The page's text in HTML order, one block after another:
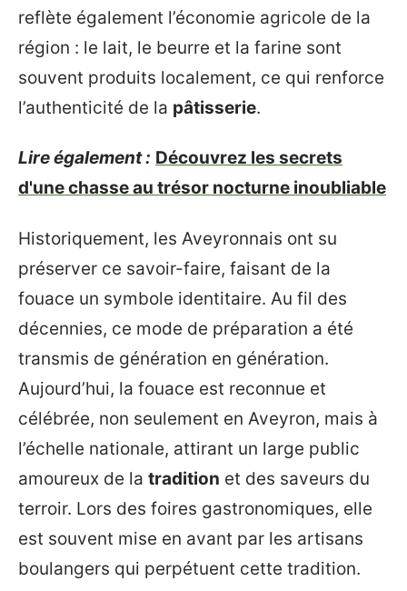
reflète également l’économie agricole de la
région : le lait, le beurre et la farine sont
souvent produits localement, ce qui renforce
l’authenticité de la pâtisserie.
Lire également : Découvrez les secrets
d'une chasse au trésor nocturne inoubliable
Historiquement, les Aveyronnais ont su
préserver ce savoir-faire, faisant de la
fouace un symbole identitaire. Au fil des
décennies, ce mode de préparation a été
transmis de génération en génération.
Aujourd’hui, la fouace est reconnue et
célébrée, non seulement en Aveyron, mais à
l’échelle nationale, attirant un large public
amoureux de la tradition et des saveurs du
terroir. Lors des foires gastronomiques, elle
est souvent mise en avant par les artisans
boulangers qui perpétuent cette tradition.